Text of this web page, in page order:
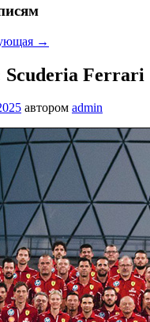
→
Scuderia Ferrari
автором admin